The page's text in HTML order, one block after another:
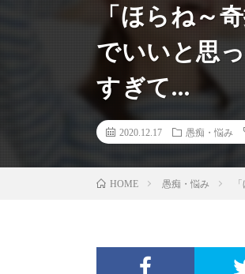
「ほらね～
でいいと思
すぎて…
2020.12.17 愚痴・悩み
HOME 愚痴・悩み